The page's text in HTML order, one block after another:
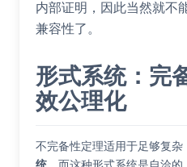
内部证明，因此当然就不
兼容性了。
形式系统：完
效公理化
不完备性定理适用于足够复